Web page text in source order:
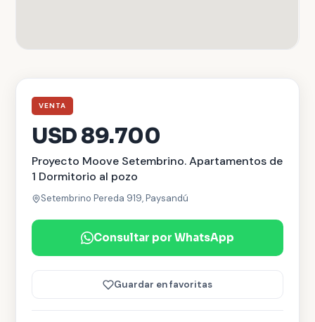
VENTA
USD 89.700
Proyecto Moove Setembrino. Apartamentos de
1 Dormitorio al pozo
Setembrino Pereda 919, Paysandú
Consultar por WhatsApp
Guardar en favoritas